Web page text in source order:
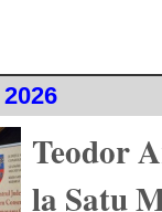
Teodor
la Satu